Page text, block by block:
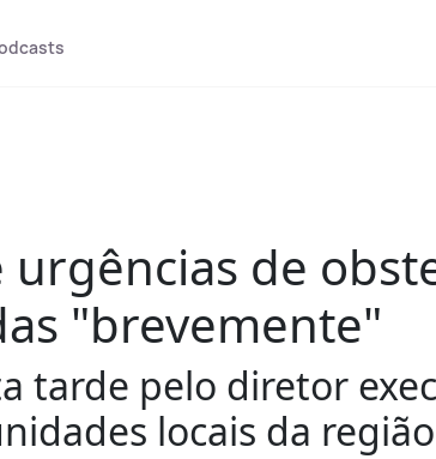
urgências de
"brevemente"
tarde pelo diretor
locais da